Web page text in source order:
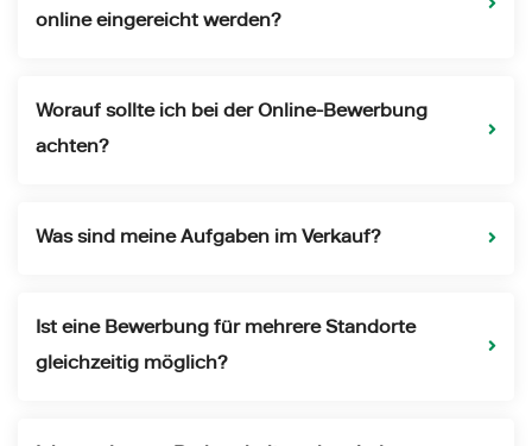
online eingereicht werden?
Worauf sollte ich bei der Online-Bewerbung
achten?
Was sind meine Aufgaben im Verkauf?
Ist eine Bewerbung für mehrere Standorte
gleichzeitig möglich?